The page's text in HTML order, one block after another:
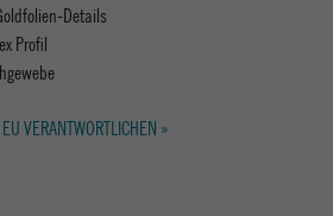
Details
Profil
VERANTWORTLICHEN »